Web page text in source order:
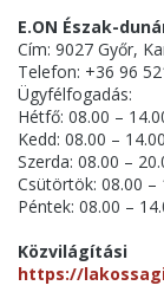
E.ON Észak-
Cím: 9027 Győr,
Telefon: +36 96
Ügyfélfogadás:
Hétfő: 08.00 –
Kedd: 08.00 – 14.00
Szerda: 08.00 –
Csütörtök: 08.00 –
Péntek: 08.00 –
https://